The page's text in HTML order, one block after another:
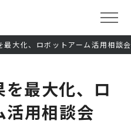
大化、ロボットアーム活用相談会
最大化、ロ
活用相談会